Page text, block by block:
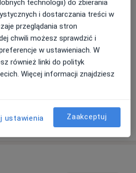
więcej
o doświadczeniu
technologii) do zbierania
i dostarczania treści w
przeglądania stron
chwili możesz sprawdzić i
w ustawieniach. W
również linki do polityk
Więcej informacji znajdziesz
ustawienia Zaakceptuj